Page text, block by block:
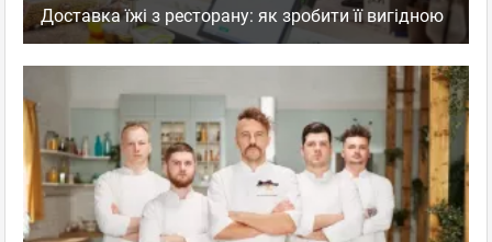
Доставка їжі з ресторану: як зробити її вигідною